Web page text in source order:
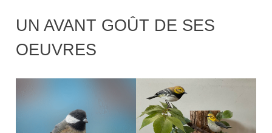
UN AVANT GOÛT DE SES
OEUVRES